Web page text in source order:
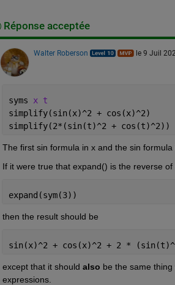
Réponse acceptée
Walter Roberson le 9 Juil
syms x t
simplify(sin(x)^2 + cos(x)^2)
simplify(2*(sin(t)^2 + cos(t)^2))
The first sin formula in x and the sin
If it were true that expand() is the reverse
expand(sym(3))
then the result should be
sin(x)^2 + cos(x)^2 + 2 *
except that it should also be the same
expressions.